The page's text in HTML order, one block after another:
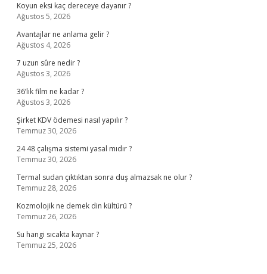
Koyun eksi kaç dereceye dayanır ?
Ağustos 5, 2026
Avantajlar ne anlama gelir ?
Ağustos 4, 2026
7 uzun sûre nedir ?
Ağustos 3, 2026
36’lık film ne kadar ?
Ağustos 3, 2026
Şirket KDV ödemesi nasıl yapılır ?
Temmuz 30, 2026
24 48 çalışma sistemi yasal mıdır ?
Temmuz 30, 2026
Termal sudan çıktıktan sonra duş almazsak ne olur ?
Temmuz 28, 2026
Kozmolojik ne demek din kültürü ?
Temmuz 26, 2026
Su hangi sıcakta kaynar ?
Temmuz 25, 2026